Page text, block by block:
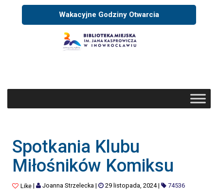
Wakacyjne Godziny Otwarcia
Spotkania Klubu
Miłośników Komiksu
Like| Joanna Strzelecka | 29 listopada, 2024| 74536